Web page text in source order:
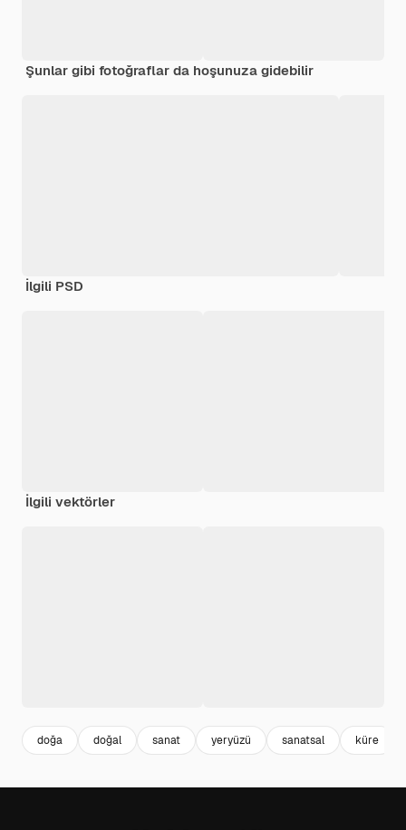
Şunlar gibi fotoğraflar da hoşunuza gidebilir
İlgili PSD
İlgili vektörler
doğa doğal sanat yeryüzü sanatsal küre